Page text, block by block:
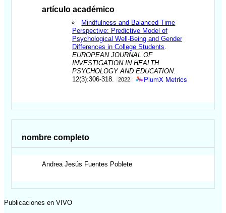
artículo académico
Mindfulness and Balanced Time
Perspective: Predictive Model of
Psychological Well-Being and Gender
Differences in College Students
EUROPEAN JOURNAL OF
INVESTIGATION IN HEALTH
PSYCHOLOGY AND EDUCATION.
12(3):306-318.
2022 PlumX Metrics
nombre completo
Andrea Jesús Fuentes Poblete
Publicaciones en VIVO